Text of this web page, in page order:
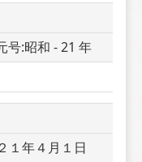
号:昭和 - 21 年
１年４月１日